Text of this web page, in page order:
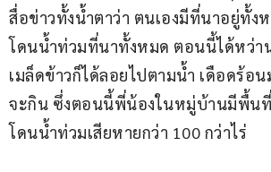
สื่อข่าวทั้งน้ำตาว่า ตนเองมีที่นาอยู่ทั้ง
โดนน้ำท่วมที่นาทั้งหมด ตอนนี้ได้หว่า
เมล็ดข้าวก็ได้ลอยไปตามน้ำ เดือดร้อ
จะกิน ซึ่งตอนนี้พี่น้องในหมู่บ้านมีพื้นที่
โดนน้ำท่วมเสียหายกว่า 100 กว่าไร่